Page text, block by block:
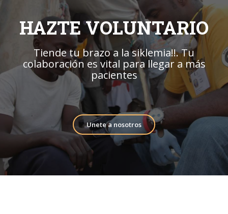
HAZTE VOLUNTARIO
Tiende tu brazo a la siklemia!!. Tu
colaboración es vital para llegar a más
pacientes
Unete a nosotros